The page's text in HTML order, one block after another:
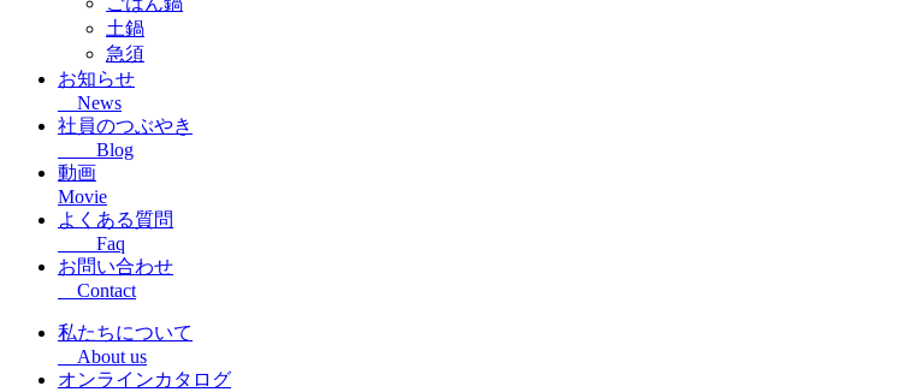
土鍋
急須
お知らせ
News
社員のつぶやき
Blog
動画
Movie
よくある質問
Faq
お問い合わせ
Contact
私たちについて
About us
オンラインカタログ